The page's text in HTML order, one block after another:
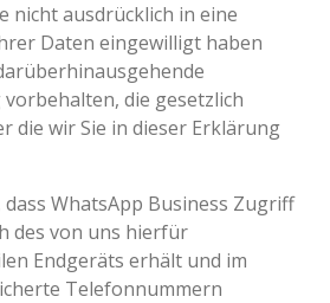
nicht ausdrücklich in eine
Daten eingewilligt haben
die gesetzlich
die wir Sie in dieser Erklärung
dass WhatsApp Business Zugriff
des von uns hierfür
Endgeräts erhält und im
Telefonnummern